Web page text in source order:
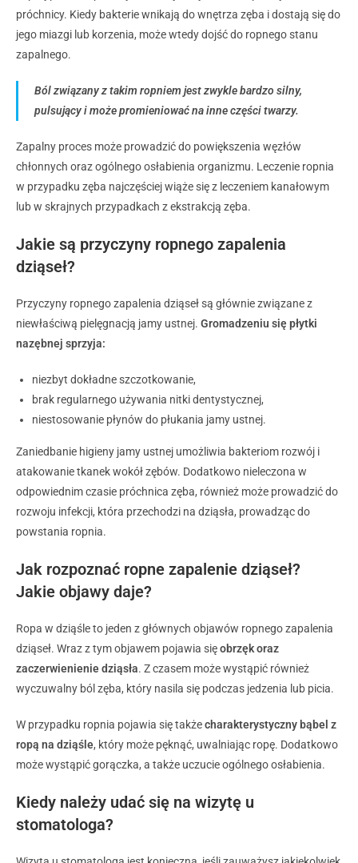
próchnicy. Kiedy bakterie wnikają do wnętrza zęba i dostają się do
jego miazgi lub korzenia, może wtedy dojść do ropnego stanu
zapalnego.
Ból związany z takim ropniem jest zwykle bardzo silny,
pulsujący i może promieniować na inne części twarzy.
Zapalny proces może prowadzić do powiększenia węzłów
chłonnych oraz ogólnego osłabienia organizmu. Leczenie ropnia
w przypadku zęba najczęściej wiąże się z leczeniem kanałowym
lub w skrajnych przypadkach z ekstrakcją zęba.
Jakie są przyczyny ropnego zapalenia
dziąseł?
Przyczyny ropnego zapalenia dziąseł są głównie związane z
niewłaściwą pielęgnacją jamy ustnej. Gromadzeniu się płytki
nazębnej sprzyja:
niezbyt dokładne szczotkowanie,
brak regularnego używania nitki dentystycznej,
niestosowanie płynów do płukania jamy ustnej.
Zaniedbanie higieny jamy ustnej umożliwia bakteriom rozwój i
atakowanie tkanek wokół zębów. Dodatkowo nieleczona w
odpowiednim czasie próchnica zęba, również może prowadzić do
rozwoju infekcji, która przechodzi na dziąsła, prowadząc do
powstania ropnia.
Jak rozpoznać ropne zapalenie dziąseł?
Jakie objawy daje?
Ropa w dziąśle to jeden z głównych objawów ropnego zapalenia
dziąseł. Wraz z tym objawem pojawia sięobrzęk oraz
zaczerwienienie dziąsła. Z czasem może wystąpić również
wyczuwalny ból zęba, który nasila się podczas jedzenia lub picia.
W przypadku ropnia pojawia się takżecharakterystyczny bąbel z
ropą na dziąśle, który może pęknąć, uwalniając ropę. Dodatkowo
może wystąpić gorączka, a także uczucie ogólnego osłabienia.
Kiedy należy udać się na wizytę u
stomatologa?